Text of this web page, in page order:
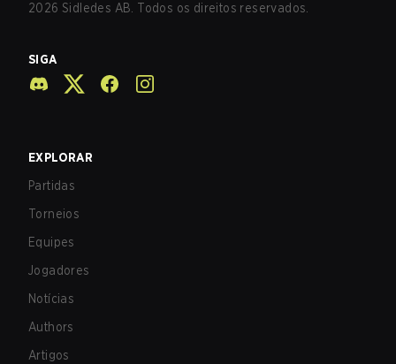
2026 Sidledes AB. Todos os direitos reservados.
SIGA
EXPLORAR
Partidas
Torneios
Equipes
Jogadores
Notícias
Authors
Artigos